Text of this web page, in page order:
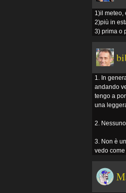
1)il meteo,
2)più in
3) prima o
1. In
andando
tengo a
una
2.
3. Non è
vedo